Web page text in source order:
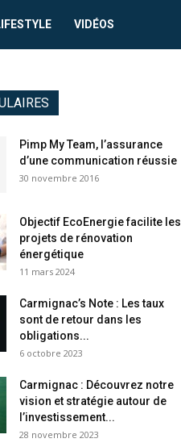
VIDÉOS
Pimp My Team, l’assurance
d’une communication réussie
30 novembre 2016
Objectif EcoEnergie facilite les
projets de rénovation
énergétique
11 mars 2024
Carmignac’s Note : Les taux
sont de retour dans les
obligations...
6 octobre 2023
Carmignac : Découvrez notre
vision et stratégie autour de
l’investissement...
28 novembre 2023